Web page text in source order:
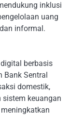
inklusi
uang
informal.
berbasis
Sentral
domestik,
sistem keuangan